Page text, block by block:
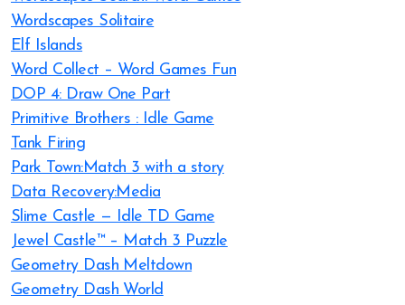
Wordscapes Solitaire
Elf Islands
Word Collect – Word Games Fun
DOP 4: Draw One Part
Primitive Brothers : Idle Game
Tank Firing
Park Town:Match 3 with a story
Data Recovery:Media
Slime Castle — Idle TD Game
Jewel Castle™ – Match 3 Puzzle
Geometry Dash Meltdown
Geometry Dash World